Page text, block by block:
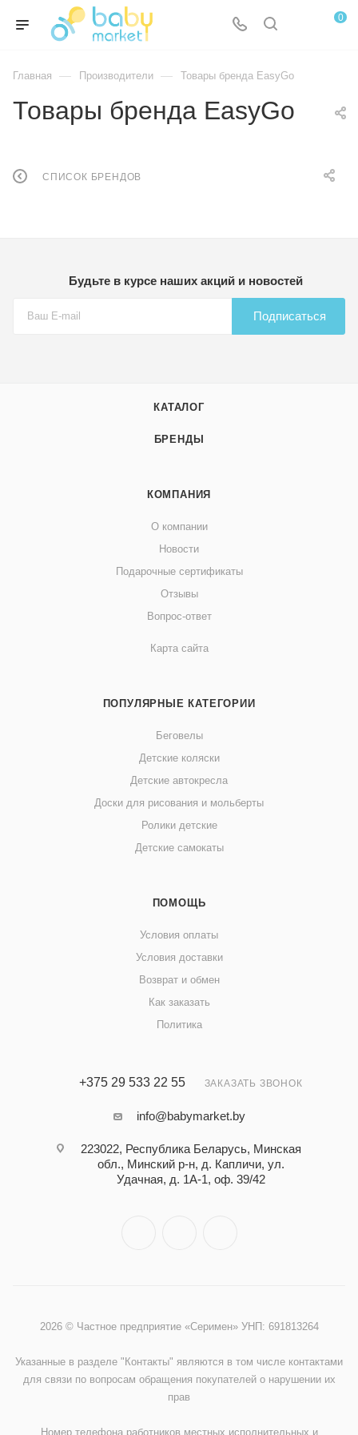
0
Главная — Производители — Товары бренда EasyGo
Товары бренда EasyGo
СПИСОК БРЕНДОВ
Будьте в курсе наших акций и новостей
Подписаться
КАТАЛОГ
БРЕНДЫ
КОМПАНИЯ
О компании
Новости
Подарочные сертификаты
Отзывы
Вопрос-ответ
Карта сайта
ПОПУЛЯРНЫЕ КАТЕГОРИИ
Беговелы
Детские коляски
Детские автокресла
Доски для рисования и мольберты
Ролики детские
Детские самокаты
ПОМОЩЬ
Условия оплаты
Условия доставки
Возврат и обмен
Как заказать
Политика
+375 29 533 22 55 ЗАКАЗАТЬ ЗВОНОК
info@babymarket.by
223022, Республика Беларусь, Минская
обл., Минский р-н, д. Капличи, ул.
Удачная, д. 1А-1, оф. 39/42
2026 © Частное предприятие «Серимен» УНП: 691813264
Указанные в разделе "Контакты" являются в том числе контактами
для связи по вопросам обращения покупателей о нарушении их
прав
Номер телефона работников местных исполнительных и